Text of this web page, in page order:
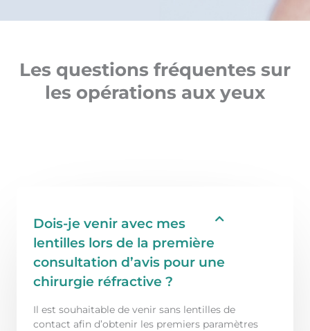
Les questions fréquentes sur
les opérations aux yeux
Dois-je venir avec mes
lentilles lors de la première
consultation d’avis pour une
chirurgie réfractive ?
Il est souhaitable de venir sans lentilles de
contact afin d’obtenir les premiers paramètres